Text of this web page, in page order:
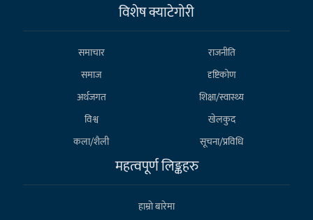
विशेष क्याटेगाेरी
समाचार
राजनीति
समाज
दृष्टिकोण
अर्थजगत
शिक्षा/स्वास्थ्य
विश्व
खेलकुद
कला/शैली
सूचना/प्रविधि
महत्वपूर्ण लिङ्कहरु
हाम्राे बारेमा